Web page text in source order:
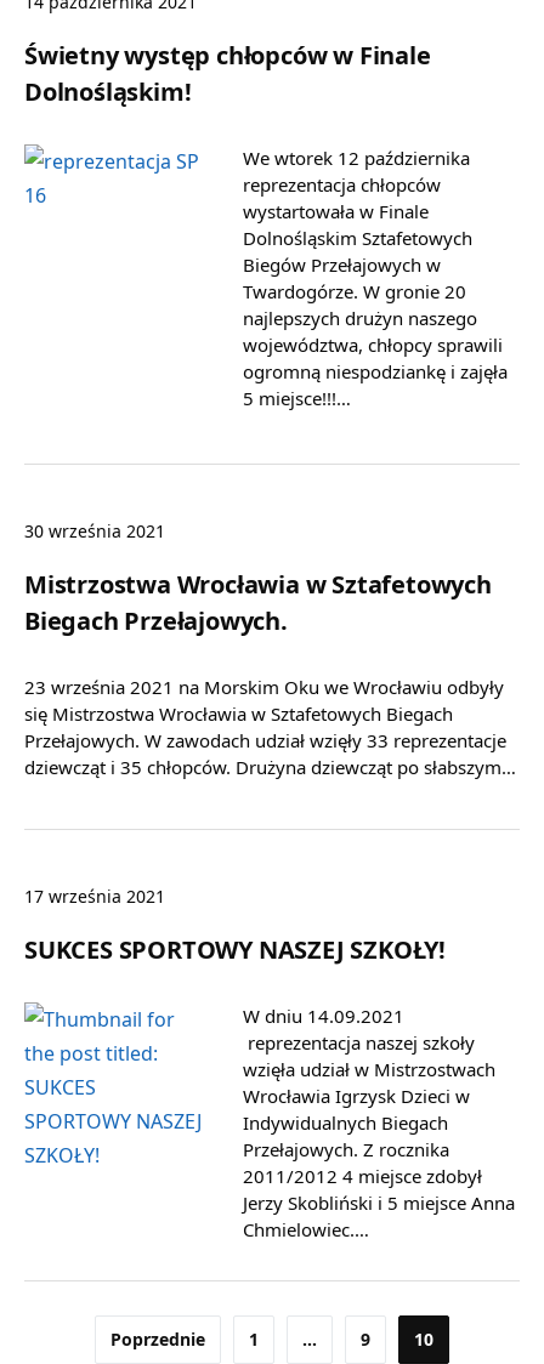
Świetny występ chłopców w Finale
Dolnośląskim!
We wtorek 12 października
reprezentacja chłopców
wystartowała w Finale
Dolnośląskim Sztafetowych
Biegów Przełajowych w
Twardogórze. W gronie 20
najlepszych drużyn naszego
województwa, chłopcy sprawili
ogromną niespodziankę i zajęła
5 miejsce!!!…
30 września 2021
Mistrzostwa Wrocławia w Sztafetowych
Biegach Przełajowych.
23 września 2021 na Morskim Oku we Wrocławiu odbyły
się Mistrzostwa Wrocławia w Sztafetowych Biegach
Przełajowych. W zawodach udział wzięły 33 reprezentacje
dziewcząt i 35 chłopców. Drużyna dziewcząt po słabszym…
17 września 2021
SUKCES SPORTOWY NASZEJ SZKOŁY!
W dniu 14.09.2021
reprezentacja naszej szkoły
wzięła udział w Mistrzostwach
Wrocławia Igrzysk Dzieci w
Indywidualnych Biegach
Przełajowych. Z rocznika
2011/2012 4 miejsce zdobył
Jerzy Skobliński i 5 miejsce Anna
Chmielowiec.…
Stronicowanie
Poprzednie 1 … 9 10